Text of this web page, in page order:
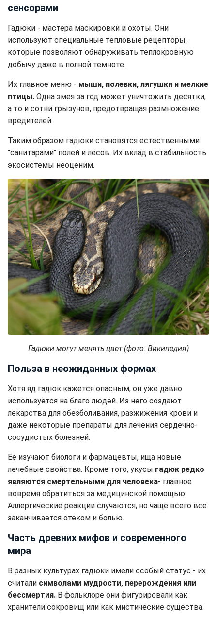
сенсорами
Гадюки - мастера маскировки и охоты. Они
используют специальные тепловые рецепторы,
которые позволяют обнаруживать теплокровную
добычу даже в полной темноте.
Их главное меню - мыши, полевки, лягушки и мелкие
птицы. Одна змея за год может уничтожить десятки,
а то и сотни грызунов, предотвращая размножение
вредителей.
Таким образом гадюки становятся естественными
"санитарами" полей и лесов. Их вклад в стабильность
экосистемы неоценим.
Гадюки могут менять цвет (фото: Википедия)
Польза в неожиданных формах
Хотя яд гадюк кажется опасным, он уже давно
используется на благо людей. Из него создают
лекарства для обезболивания, разжижения крови и
даже некоторые препараты для лечения сердечно-
сосудистых болезней.
Ее изучают биологи и фармацевты, ища новые
лечебные свойства. Кроме того, укусы гадюк редко
являются смертельными для человека- главное
вовремя обратиться за медицинской помощью.
Аллергические реакции случаются, но чаще всего все
заканчивается отеком и болью.
Часть древних мифов и современного
мира
В разных культурах гадюки имели особый статус - их
считали символами мудрости, перерождения или
бессмертия. В фольклоре они фигурировали как
хранители сокровищ или как мистические существа.